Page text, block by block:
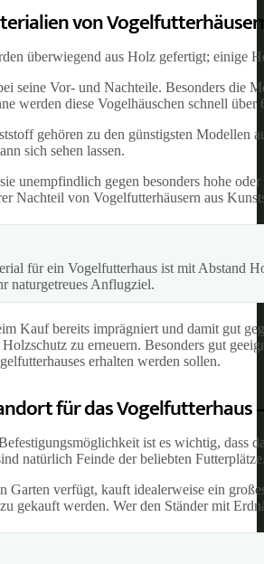
von
überwiegend aus Holz gefertigt; einige
seine Vor- und Nachteile. Besonders die
werden diese Vogelhäuschen schnell
gehören zu den günstigsten Modellen
sich sehen lassen.
unempfindlich gegen besonders hohe
Nachteil von Vogelfutterhäusern aus
für ein Vogelfutterhaus ist mit Abstand
naturgetreues Anflugziel.
Kauf bereits imprägniert und damit gut
zu erneuern. Besonders gut
erhalten werden sollen.
für das Vogelfutterhaus
ist es wichtig, dass
natürlich Feinde der beliebten
Garten verfügt, kauft idealerweise ein
gekauft werden. Wer den Ständer mit